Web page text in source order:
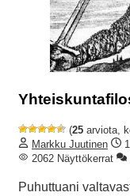
(25 arviota,
Markku Juutinen
2062 Näyttökerrat
Puhuttuani